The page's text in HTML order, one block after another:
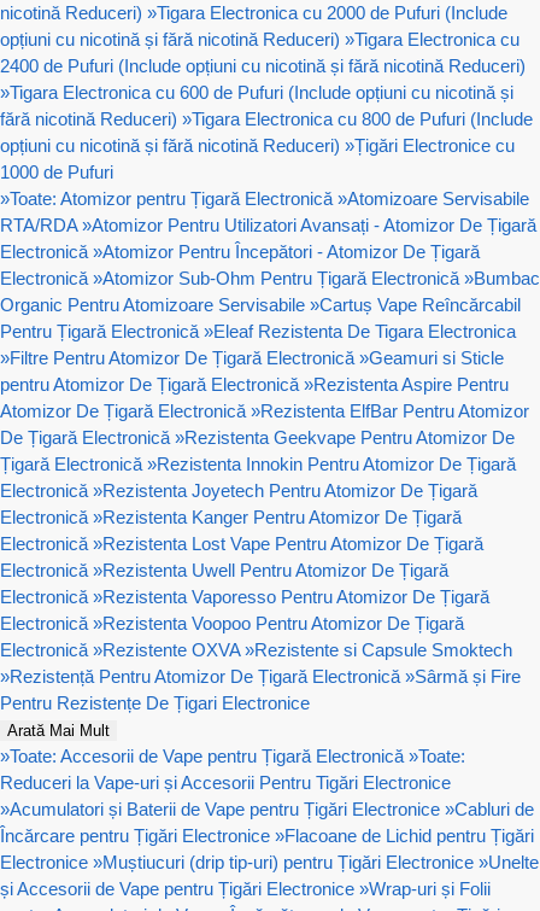
nicotină Reduceri) »Tigara Electronica cu 2000 de Pufuri (Include
opțiuni cu nicotină și fără nicotină Reduceri) »Tigara Electronica cu
2400 de Pufuri (Include opțiuni cu nicotină și fără nicotină Reduceri)
»Tigara Electronica cu 600 de Pufuri (Include opțiuni cu nicotină și
fără nicotină Reduceri) »Tigara Electronica cu 800 de Pufuri (Include
opțiuni cu nicotină și fără nicotină Reduceri) »Țigări Electronice cu
1000 de Pufuri
»Toate: Atomizor pentru Țigară Electronică »Atomizoare Servisabile
RTA/RDA »Atomizor Pentru Utilizatori Avansați - Atomizor De Țigară
Electronică »Atomizor Pentru Începători - Atomizor De Țigară
Electronică »Atomizor Sub-Ohm Pentru Țigară Electronică »Bumbac
Organic Pentru Atomizoare Servisabile »Cartuș Vape Reîncărcabil
Pentru Țigară Electronică »Eleaf Rezistenta De Tigara Electronica
»Filtre Pentru Atomizor De Țigară Electronică »Geamuri si Sticle
pentru Atomizor De Țigară Electronică »Rezistenta Aspire Pentru
Atomizor De Țigară Electronică »Rezistenta ElfBar Pentru Atomizor
De Țigară Electronică »Rezistenta Geekvape Pentru Atomizor De
Țigară Electronică »Rezistenta Innokin Pentru Atomizor De Țigară
Electronică »Rezistenta Joyetech Pentru Atomizor De Țigară
Electronică »Rezistenta Kanger Pentru Atomizor De Țigară
Electronică »Rezistenta Lost Vape Pentru Atomizor De Țigară
Electronică »Rezistenta Uwell Pentru Atomizor De Țigară
Electronică »Rezistenta Vaporesso Pentru Atomizor De Țigară
Electronică »Rezistenta Voopoo Pentru Atomizor De Țigară
Electronică »Rezistente OXVA »Rezistente si Capsule Smoktech
»Rezistență Pentru Atomizor De Țigară Electronică »Sârmă și Fire
Pentru Rezistențe De Țigari Electronice
Arată Mai Mult
»Toate: Accesorii de Vape pentru Țigară Electronică »Toate:
Reduceri la Vape-uri și Accesorii Pentru Tigări Electronice
»Acumulatori și Baterii de Vape pentru Țigări Electronice »Cabluri de
Încărcare pentru Țigări Electronice »Flacoane de Lichid pentru Țigări
Electronice »Muștiucuri (drip tip-uri) pentru Țigări Electronice »Unelte
și Accesorii de Vape pentru Țigări Electronice »Wrap-uri și Folii